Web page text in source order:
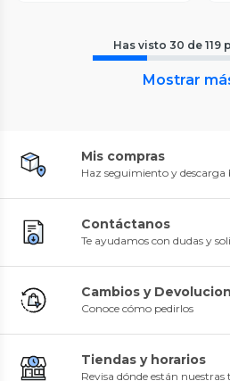
Has visto 30 de 119
Mostrar
Mis compras
Haz seguimiento y descarga
Contáctanos
Te ayudamos con dudas y
Cambios y
Conoce cómo pedirlos
Tiendas y horarios
Revisa dónde están nuestras